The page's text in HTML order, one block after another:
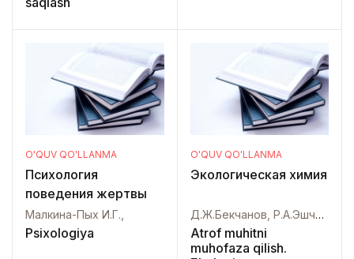
O'QUV QO'LLANMA
Психология
поведения жертвы
Малкина-Пых И.Г.,
Psixologiya
O'QUV QO'LLANMA
Экологическая химия
Д.Ж.Бекчанов, Р.А.Эшчанов, Т.Х.Рахимов, Ш.Б.Хасанов,
Atrof muhitni
muhofaza qilish.